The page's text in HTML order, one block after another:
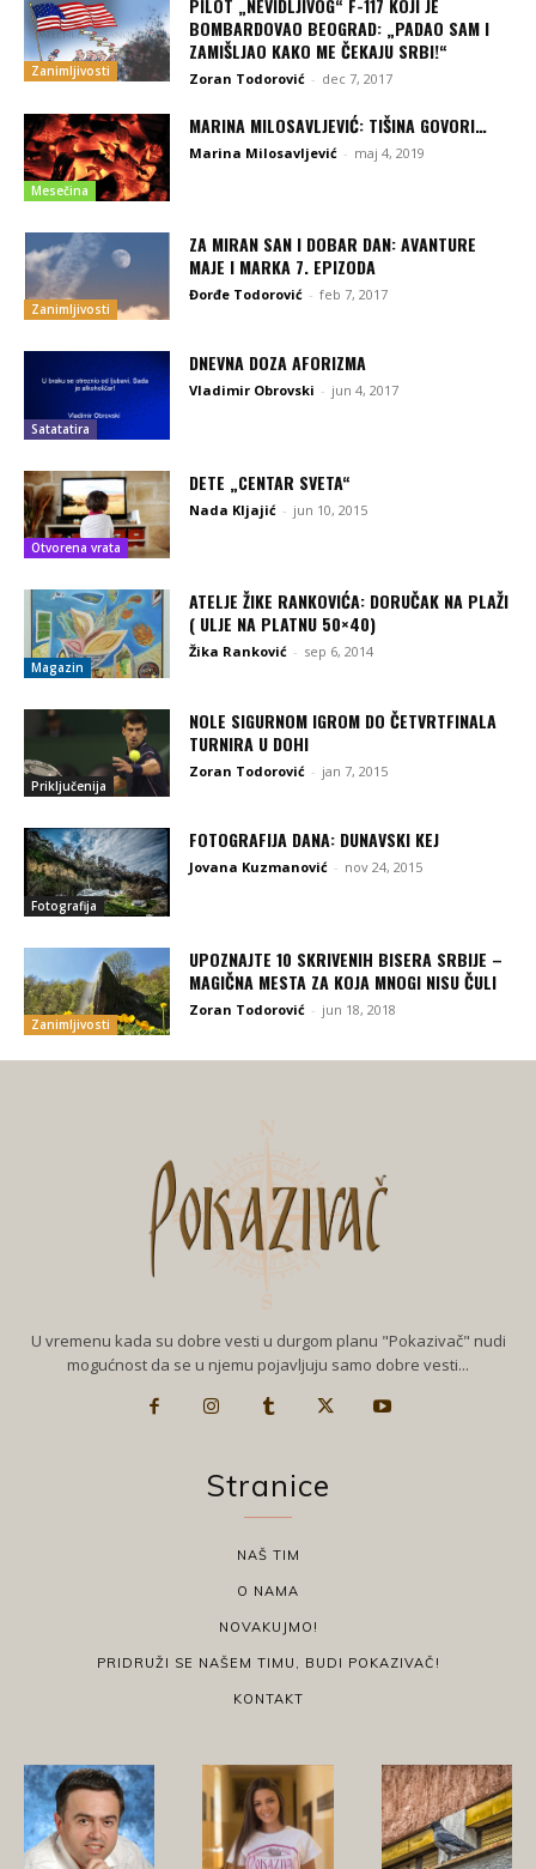
Zanimljivosti
BOMBARDOVAO BEOGRAD: „PADAO SAM I
ZAMIŠLJAO KAKO ME ČEKAJU SRBI!“
Zoran Todorović - dec 7, 2017
Mesečina
MARINA MILOSAVLJEVIĆ: TIŠINA GOVORI…
Marina Milosavljević - maj 4, 2019
Zanimljivosti
ZA MIRAN SAN I DOBAR DAN: AVANTURE
MAJE I MARKA 7. EPIZODA
Đorđe Todorović - feb 7, 2017
Satatatira
DNEVNA DOZA AFORIZMA
Vladimir Obrovski - jun 4, 2017
Otvorena vrata
DETE „CENTAR SVETA“
Nada Kljajić - jun 10, 2015
Magazin
ATELJE ŽIKE RANKOVIĆA: DORUČAK NA PLAŽI
( ULJE NA PLATNU 50×40)
Žika Ranković - sep 6, 2014
Priključenija
NOLE SIGURNOM IGROM DO ČETVRTFINALA
TURNIRA U DOHI
Zoran Todorović - jan 7, 2015
Fotografija
FOTOGRAFIJA DANA: DUNAVSKI KEJ
Jovana Kuzmanović - nov 24, 2015
Zanimljivosti
UPOZNAJTE 10 SKRIVENIH BISERA SRBIJE –
MAGIČNA MESTA ZA KOJA MNOGI NISU ČULI
Zoran Todorović - jun 18, 2018
U vremenu kada su dobre vesti u durgom planu "Pokazivač" nudi
mogućnost da se u njemu pojavljuju samo dobre vesti...
Stranice
NAŠ TIM
O NAMA
NOVAKUJMO!
PRIDRUŽI SE NAŠEM TIMU, BUDI POKAZIVAČ!
KONTAKT